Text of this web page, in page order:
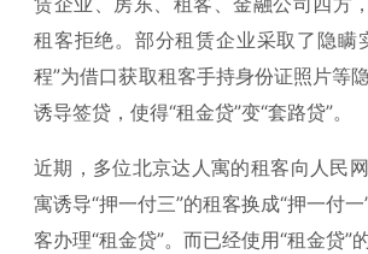
租客拒绝。部分租赁企业采取了隐瞒
程”为借口获取租客手持身份证照片等
诱导签贷，使得“租金贷”变“套路贷”。
近期，多位北京达人寓的租客向人民
寓诱导“押一付三”的租客换成“押一付
客办理“租金贷”。而已经使用“租金贷”